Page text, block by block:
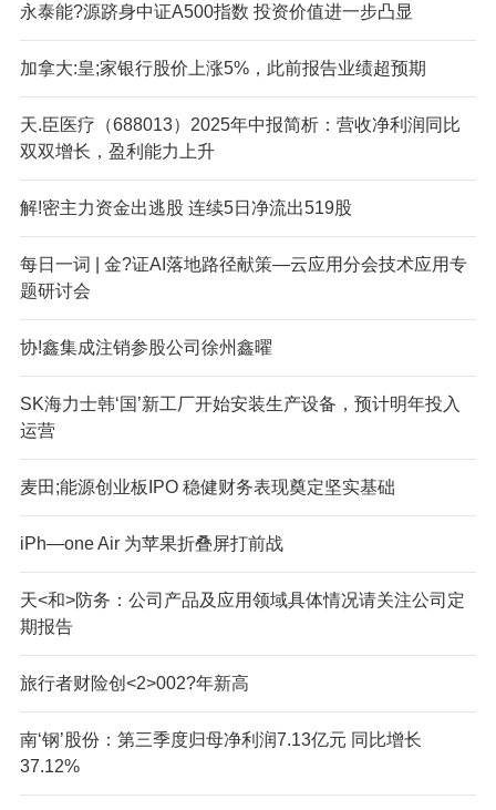
永泰能?源跻身中证A500指数 投资价值进一步凸显
加拿大:皇;家银行股价上涨5%，此前报告业绩超预期
天.臣医疗（688013）2025年中报简析：营收净利润同比
双双增长，盈利能力上升
解!密主力资金出逃股 连续5日净流出519股
每日一词 | 金?证AI落地路径献策—云应用分会技术应用专
题研讨会
协!鑫集成注销参股公司徐州鑫曜
SK海力士韩‘国’新工厂开始安装生产设备，预计明年投入
运营
麦田;能源创业板IPO 稳健财务表现奠定坚实基础
iPh—one Air 为苹果折叠屏打前战
天<和>防务：公司产品及应用领域具体情况请关注公司定
期报告
旅行者财险创<2>002?年新高
南‘钢’股份：第三季度归母净利润7.13亿元 同比增长
37.12%